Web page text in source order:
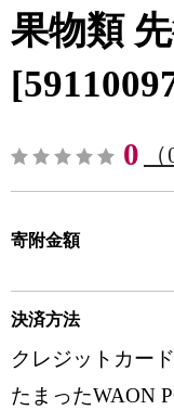
果物類
0
寄附金額
決済方法
クレジットカー
たまったWAON